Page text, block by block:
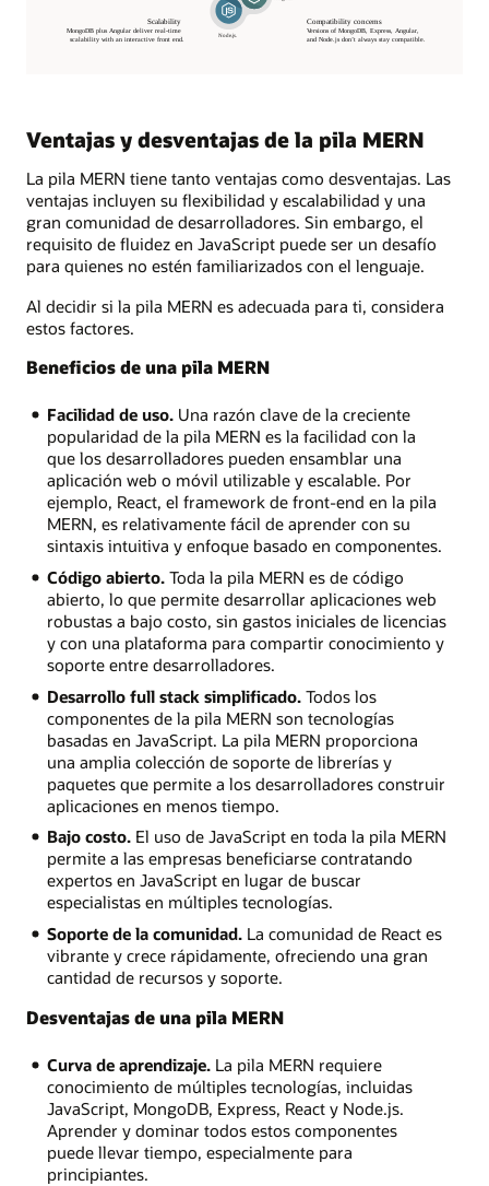
Ventajas y desventajas de la pila MERN
La pila MERN tiene tanto ventajas como desventajas. Las
ventajas incluyen su flexibilidad y escalabilidad y una
gran comunidad de desarrolladores. Sin embargo, el
requisito de fluidez en JavaScript puede ser un desafío
para quienes no estén familiarizados con el lenguaje.
Al decidir si la pila MERN es adecuada para ti, considera
estos factores.
Beneficios de una pila MERN
Facilidad de uso.Una razón clave de la creciente
popularidad de la pila MERN es la facilidad con la
que los desarrolladores pueden ensamblar una
aplicación web o móvil utilizable y escalable. Por
ejemplo, React, el framework de front-end en la pila
MERN, es relativamente fácil de aprender con su
sintaxis intuitiva y enfoque basado en componentes.
Código abierto.Toda la pila MERN es de código
abierto, lo que permite desarrollar aplicaciones web
robustas a bajo costo, sin gastos iniciales de licencias
y con una plataforma para compartir conocimiento y
soporte entre desarrolladores.
Desarrollo full stack simplificado.Todos los
componentes de la pila MERN son tecnologías
basadas en JavaScript. La pila MERN proporciona
una amplia colección de soporte de librerías y
paquetes que permite a los desarrolladores construir
aplicaciones en menos tiempo.
Bajo costo.El uso de JavaScript en toda la pila MERN
permite a las empresas beneficiarse contratando
expertos en JavaScript en lugar de buscar
especialistas en múltiples tecnologías.
Soporte de la comunidad.La comunidad de React es
vibrante y crece rápidamente, ofreciendo una gran
cantidad de recursos y soporte.
Desventajas de una pila MERN
Curva de aprendizaje.La pila MERN requiere
conocimiento de múltiples tecnologías, incluidas
JavaScript, MongoDB, Express, React y Node.js.
Aprender y dominar todos estos componentes
puede llevar tiempo, especialmente para
principiantes.